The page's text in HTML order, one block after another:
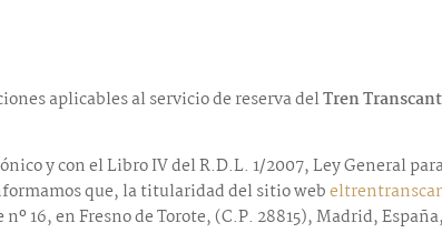
aplicables al servicio de reserva delTren
y con el Libro IV del R.D.L. 1/2007, Ley General
que, la titularidad del sitio web
16, en Fresno de Torote, (C.P. 28815), Madrid,